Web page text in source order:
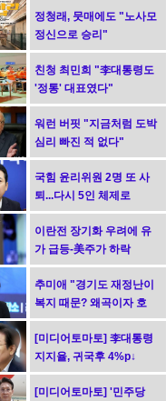
정청래, 뭇매에도 "노사모
정신으로 승리"
친청 최민희 "李대통령도
'정통' 대표였다"
워런 버핏 "지금처럼 도박
심리 빠진 적 없다"
국힘 윤리위원 2명 또 사
퇴...다시 5인 체제로
이란전 장기화 우려에 유
가 급등-美주가 하락
추미애 "경기도 재정난이
복지 때문? 왜곡이자 호
도"
[미디어토마토] 李대통령
지지율, 귀국후 4%p↓
[미디어토마토] '민주당